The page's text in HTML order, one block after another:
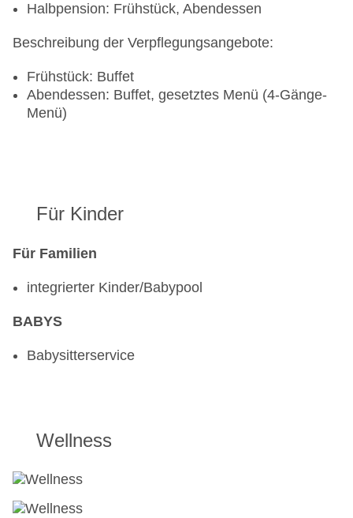
Halbpension: Frühstück, Abendessen
Beschreibung der Verpflegungsangebote:
Frühstück: Buffet
Abendessen: Buffet, gesetztes Menü (4-Gänge-
Menü)
Für Kinder
Für Familien
integrierter Kinder/Babypool
BABYS
Babysitterservice
Wellness